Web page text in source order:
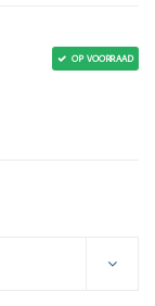
OP VOORRAAD